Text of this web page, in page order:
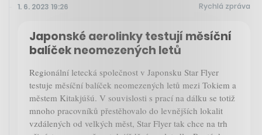
1. 6. 2023 19:26 Rychlá zpráva
Japonské aerolinky testují měsíční
balíček neomezených letů
Regionální letecká společnost v Japonsku Star Flyer
testuje měsíční balíček neomezených letů mezi Tokiem a
městem Kitakjúšú. V souvislosti s prací na dálku se totiž
mnoho pracovníků přestěhovalo do levnějších lokalit
vzdálených od velkých měst, Star Flyer tak chce na trh